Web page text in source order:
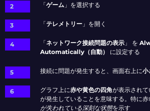
「ゲーム 」を選択する
「テレメトリー 」を開く
「ネットワーク接続問題の表示 」 を
Automatically（自動）
に設定する
接続に問題が発生すると、画面右上に小
グラフ上に赤や黄色の四角が表示され
が発生していることを意味する。特に赤
が失われている深刻な状態を示す